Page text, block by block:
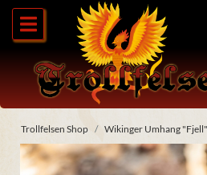
Trollfelsen Shop Wikinger Umhang